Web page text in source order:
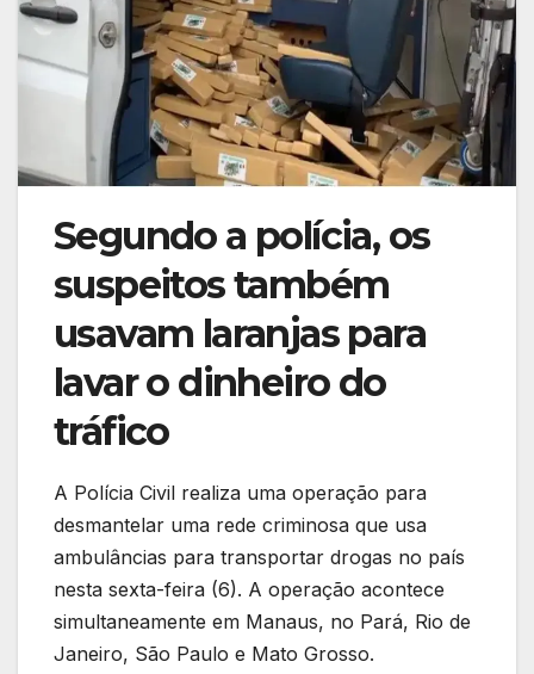
Segundo a polícia, os
suspeitos também
usavam laranjas para
lavar o dinheiro do
tráfico
A Polícia Civil realiza uma operação para
desmantelar uma rede criminosa que usa
ambulâncias para transportar drogas no país
nesta sexta-feira (6). A operação acontece
simultaneamente em Manaus, no Pará, Rio de
Janeiro, São Paulo e Mato Grosso.